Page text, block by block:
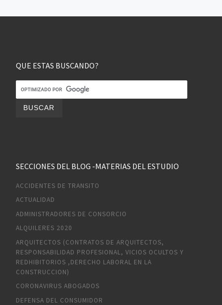
QUE ESTAS BUSCANDO?
SECCIONES DEL BLOG -MATERIAS DEL ESTUDIO
ACCIDENTES DE TRANSITO
ACTUALIDAD
ADMINISTRADORES DE CONSORCIO
ALQUILERES 2020
ARQUITECTOS (CONTRATOS DE ARQUITECTOS,
RESPONSABILIDAD PROFESIONAL, VICIOS OCULTOS Y
REDHIBITORIOS ,DERECHO LABORAL EN LA
CONSTRUCCION)
CORONAVIRUS ABOGADOS
DEFENSA DEL CONSUMIDOR